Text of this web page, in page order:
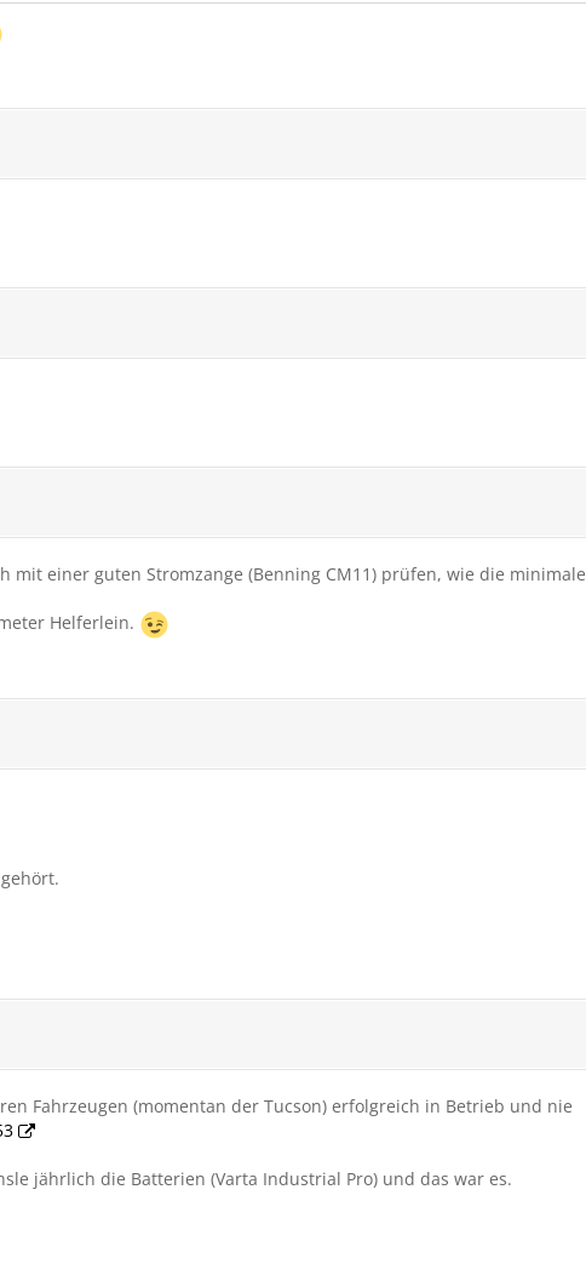
einer guten Stromzange (Benning CM11) prüfen, wie die minimale
Helferlein.
Fahrzeugen (momentan der Tucson) erfolgreich in Betrieb und nie
jährlich die Batterien (Varta Industrial Pro) und das war es.